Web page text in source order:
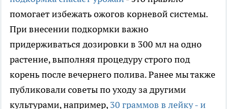
помогает избежать ожогов корневой системы.
При внесении подкормки важно
придерживаться дозировки в 300 мл на одно
растение, выполняя процедуру строго под
корень после вечернего полива. Ранее мы также
публиковали советы по уходу за другими
культурами, например, 30 граммов в лейку - и